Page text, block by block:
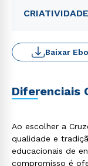
Baixar
Diferenciais
Ao escolher a
qualidade e
educacionais de
compromisso é